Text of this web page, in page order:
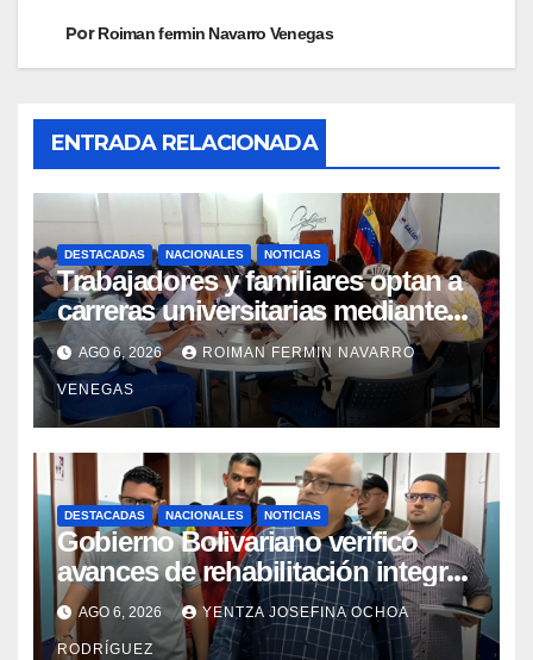
PorRoiman fermin Navarro Venegas
ENTRADA RELACIONADA
DESTACADAS NACIONALES NOTICIAS
Trabajadores y familiares optan a
carreras universitarias mediante
convenio entre MinSalud y la UCV
AGO 6, 2026 ROIMAN FERMIN NAVARRO
VENEGAS
DESTACADAS NACIONALES NOTICIAS
Gobierno Bolivariano verificó
avances de rehabilitación integral
en el Hospital Dr. José María
Vargas
AGO 6, 2026 YENTZA JOSEFINA OCHOA
RODRÍGUEZ